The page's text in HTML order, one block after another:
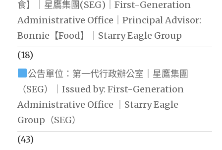
食】｜星鷹集團(SEG)｜First-Generation
Administrative Office｜Principal Advisor:
Bonnie【Food】｜Starry Eagle Group
(18)
公告單位：第一代行政辦公室｜星鷹集團
（SEG）｜Issued by: First-Generation
Administrative Office ｜Starry Eagle
Group（SEG）
(43)